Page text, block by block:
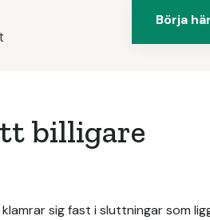
Börja här
billigare
sig fast i sluttningar som